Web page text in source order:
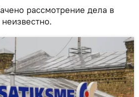
рассмотрение дела в